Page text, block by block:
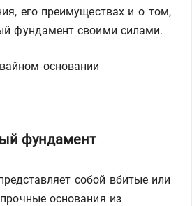
его преимуществах и о том,
фундамент своими силами.
фундамент
собой вбитые или
основания из